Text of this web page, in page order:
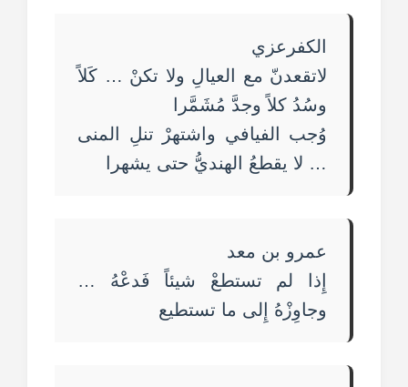
الكفرعزي
لاتقعدنّ مع العيالِ ولا تكنْ … كَلاً
وسُدُ كلاً وجدَّ مُشَمَّرا
وُجب الفيافي واشتهرْ تنلِ المنى
… لا يقطعُ الهنديُّ حتى يشهرا
عمرو بن معد
إِذا لم تستطعْ شيئاً فَدعْهُ …
وجاوِزْهُ إِلى ما تستطيع